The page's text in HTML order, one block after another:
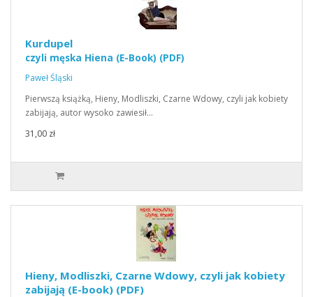
Kurdupel
czyli męska Hiena (E-Book) (PDF)
Paweł Śląski
Pierwszą książką, Hieny, Modliszki, Czarne Wdowy, czyli jak kobiety
zabijają, autor wysoko zawiesił…
31,00 zł
Hieny, Modliszki, Czarne Wdowy, czyli jak kobiety
zabijają (E-book) (PDF)